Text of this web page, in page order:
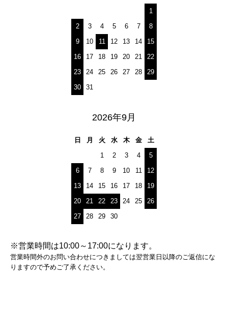
1
2
3 4 5 6 7
8
9
10 11 12 13 14
15
16
17 18 19 20 21
22
23
24 25 26 27 28
29
30
31
2026年9月
日 月 火 水 木 金
土
1
2 3 4
5
6
7 8 9 10 11
12
13
14 15 16 17 18
19
20
21 22 23 24 25
26
27
28 29 30
※営業時間は10:00～17:00になります。
営業時間外のお問い合わせにつきましては翌営業日以降のご返信にな
りますので予めご了承ください。